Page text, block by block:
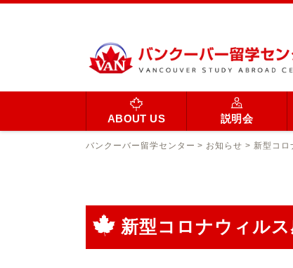
ABOUT US 説明会
バンクーバー留学センター > お知らせ > 新型コロ
新型コロナウィル